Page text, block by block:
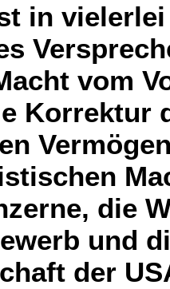
in
vom
Korrektur
die
und
der